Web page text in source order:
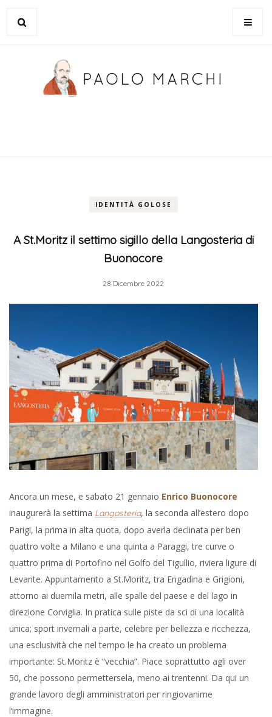
IDENTITÀ GOLOSE
A St.Moritz il settimo sigillo della Langosteria di
Buonocore
28 Dicembre 2022
Ancora un mese, e sabato 21 gennaio Enrico Buonocore
inaugurerà la settima Langosteria, la seconda all’estero dopo
Parigi, la prima in alta quota, dopo averla declinata per ben
quattro volte a Milano e una quinta a Paraggi, tre curve o
quattro prima di Portofino nel Golfo del Tigullio, riviera ligure di
Levante. Appuntamento a St.Moritz, tra Engadina e Grigioni,
attorno ai duemila metri, alle spalle del paese e del lago in
direzione Corviglia. In pratica sulle piste da sci di una località
unica; sport invernali a parte, celebre per bellezza e ricchezza,
una esclusività che nel tempo le ha creato un problema
importante: St.Moritz è “vecchia”. Piace soprattutto agli over
50, che possono permettersela, meno ai trentenni. Da qui un
grande lavoro degli amministratori per ringiovanirne
l’immagine.